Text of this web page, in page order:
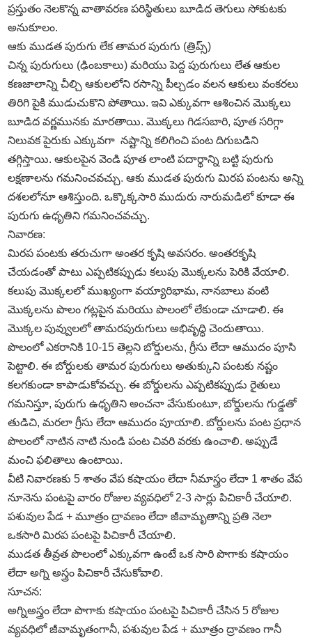
ప్రస్తుతం నెలకొన్న వాతావరణ పరిస్థితులు బూడిద తెగులు సోకుటకు
అనుకూలం.
ఆకు ముడత పురుగు లేక తామర పురుగు (త్రిప్స్)
చిన్న పురుగులు (ఢింబకాలు) మరియు పెద్ద పురుగులు లేత ఆకుల
కణజాలాన్ని చీల్చి ఆకులలోని రసాన్ని పీల్చడం వలన ఆకులు వంకరలు
తిరిగి పైకి ముడుచుకొని పోతాయి. ఇవి ఎక్కువగా ఆశించిన మొక్కలు
బూడిద వర్ణమునకు మారతాయి. మొక్కలు గిడసబారి, పూత సరిగ్గా
నిలువక పైరుకు ఎక్కువగా నష్టాన్ని కలిగించి పంట దిగుబడిని
తగ్గిస్తాయి. ఆకులపైన వెండి పూత లాంటి పదార్థాన్ని బట్టి పురుగు
లక్షణాలను గమనించవచ్చు. ఆకు ముడత పురుగు మిరప పంటను అన్ని
దశలలోనూ ఆశిస్తుంది. ఒక్కొక్కసారి ముదురు నారుమడిలో కూడా ఈ
పురుగు ఉధృతిని గమనించవచ్చు.
నివారణ:
మిరప పంటకు తరుచుగా అంతర కృషి అవసరం. అంతరకృషి
చేయడంతో పాటు ఎప్పటికప్పుడు కలుపు మొక్కలను పెరికి వేయాలి.
కలుపు మొక్కలలో ముఖ్యంగా వయ్యారిభామ, నానబాలు వంటి
మొక్కలను పొలం గట్లపైన మరియు పొలంలో లేకుండా చూడాలి. ఈ
మొక్కల పువ్వులలో తామరపురుగులు అభివృద్ధి చెందుతాయి.
పొలంలో ఎకరానికి 10-15 తెల్లని బోర్డులను, గ్రీసు లేదా ఆముదం పూసి
పెట్టాలి. ఈ బోర్డులకు తామర పురుగులు అతుక్కుని పంటకు నష్టం
కలగకుండా కాపాడుకోవచ్చు. ఈ బోర్డులను ఎప్పటికప్పుడు రైతులు
గమనిస్తూ, పురుగు ఉధృతిని అంచనా వేసుకుంటూ, బోర్డులను గుడ్డతో
తుడిచి, మరలా గ్రీసు లేదా ఆముదం పూయాలి. బోర్డులను పంట ప్రధాన
పొలంలో నాటిన నాటి నుండి పంట చివరి వరకు ఉంచాలి. అప్పుడే
మంచి ఫలితాలు ఉంటాయి.
వీటి నివారణకు 5 శాతం వేప కషాయం లేదా నీమాస్త్రం లేదా 1 శాతం వేప
నూనెను పంటపై వారం రోజుల వ్యవధిలో 2-3 సార్లు పిచికారీ చేయాలి.
పశువుల పేడ + మూత్రం ద్రావణం లేదా జీవామృతాన్ని ప్రతి నెలా
ఒకసారి మిరప పంటపై పిచికారీ చేయాలి.
ముడత తీవ్రత పొలంలో ఎక్కువగా ఉంటే ఒక సారి పొగాకు కషాయం
లేదా అగ్ని అస్త్రం పిచికారీ చేసుకోవాలి.
సూచన:
అగ్నిఅస్త్రం లేదా పొగాకు కషాయం పంటపై పిచికారీ చేసిన 5 రోజుల
వ్యవధిలో జీవామృతంగానీ, పశువుల పేడ + మూత్రం ద్రావణం గానీ